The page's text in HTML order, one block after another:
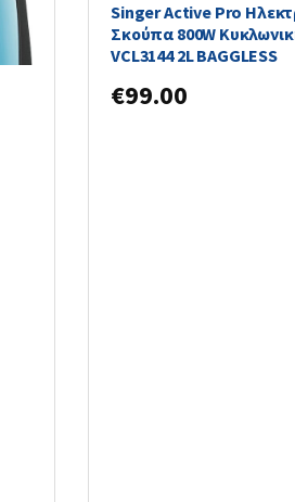
Singer Active Pro
Σκούπα 800W
VCL3144 2L BAGGLESS
€99.00